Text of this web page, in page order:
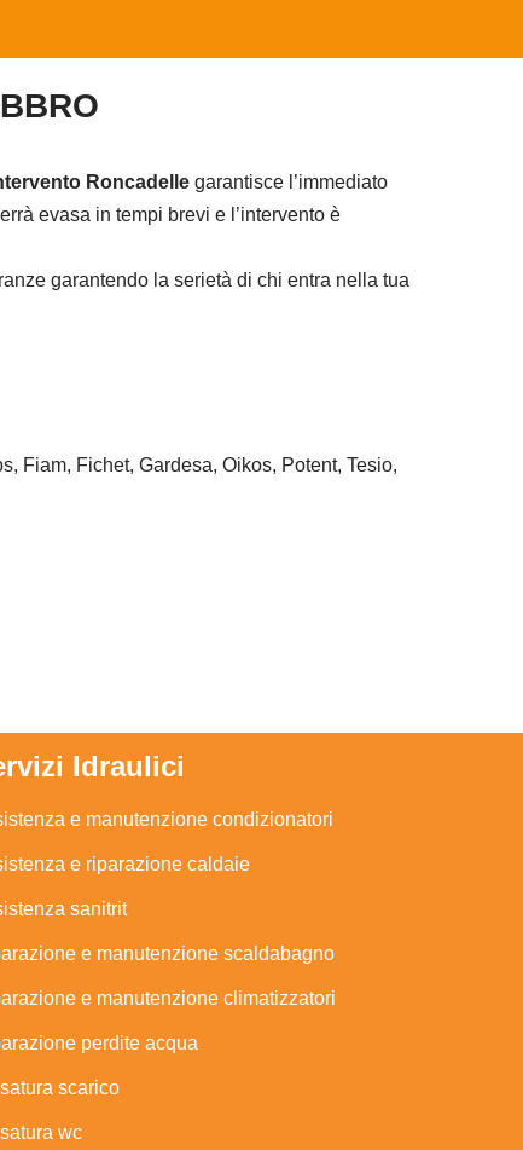
Roncadelle garantisce l’immediato
evasa in tempi brevi e l’intervento è
garantendo la serietà di chi entra nella tua
Fiam, Fichet, Gardesa, Oikos, Potent, Tesio,
Idraulici
e manutenzione condizionatori
e riparazione caldaie
sanitrit
e manutenzione scaldabagno
e manutenzione climatizzatori
perdite acqua
scarico
wc